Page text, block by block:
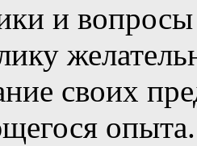
и
своих
опыта.